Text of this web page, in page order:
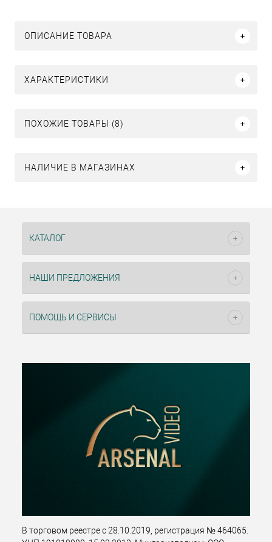
ОПИСАНИЕ ТОВАРА
ХАРАКТЕРИСТИКИ
ПОХОЖИЕ ТОВАРЫ (8)
НАЛИЧИЕ В МАГАЗИНАХ
КАТАЛОГ
НАШИ ПРЕДЛОЖЕНИЯ
ПОМОЩЬ И СЕРВИСЫ
В торговом реестре с 28.10.2019, регистрация № 464065.